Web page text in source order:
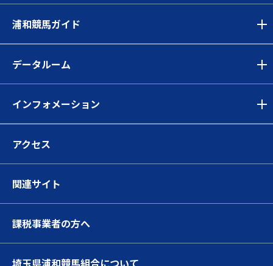
浦和競馬ガイド
データルーム
インフォメーション
アクセス
関連サイト
課税事業者の方へ
埼玉県浦和競馬組合について